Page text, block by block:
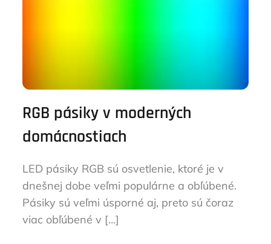
RGB pásiky v moderných
domácnostiach
LED pásiky RGB sú osvetlenie, ktoré je v
dnešnej dobe veľmi populárne a obľúbené.
Pásiky sú veľmi úsporné aj, preto sú čoraz
viac obľúbené v […]